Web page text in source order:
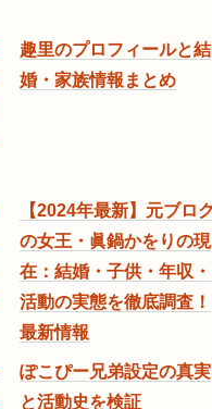
趣里のプロフィールと結
婚・家族情報まとめ
【2024年最新】元ブロ
の女王・眞鍋かをりの現
在：結婚・子供・年収・
活動の実態を徹底調査！
最新情報
ぽこぴー兄弟設定の真実
と活動史を検証